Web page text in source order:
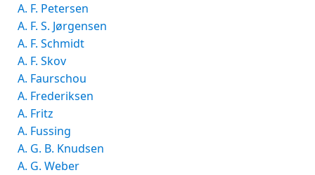
A. F. Petersen
A. F. S. Jørgensen
A. F. Schmidt
A. F. Skov
A. Faurschou
A. Frederiksen
A. Fritz
A. Fussing
A. G. B. Knudsen
A. G. Weber